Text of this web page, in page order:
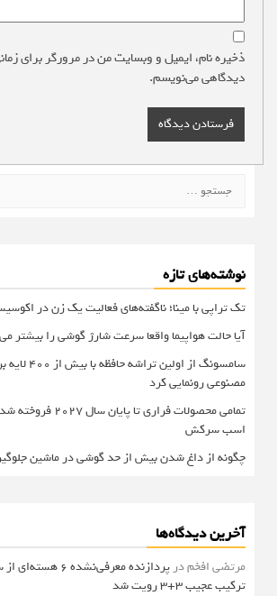
ذخیره نام، ایمیل و وبسایت من در مرورگر برای
دیدگاهی می‌نویسم.
برای:
نوشته‌های تازه
تک تراپی با مینا؛ ناگفته‌های فعالیت یک زن در
آیا حالت هواپیما واقعا سرعت شارژ گوشی را بیشتر
سامسونگ از
مصنوعی رونمایی کرد
تمامی محصولات فراری
اسب سرکش
چگونه از داغ شدن بیش از حد گوشی در ماشین
آخرین دیدگاه‌ها
مرتضی افخمدر
پردازنده
ترکیب عجیب 3+3 رویت شد